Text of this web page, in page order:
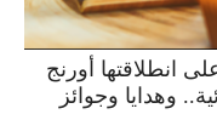
بمرور 10 سنوات على انطلاقتها أورنج
وهدايا وجوائز